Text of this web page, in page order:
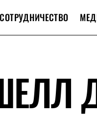
СОТРУДНИЧЕСТВО